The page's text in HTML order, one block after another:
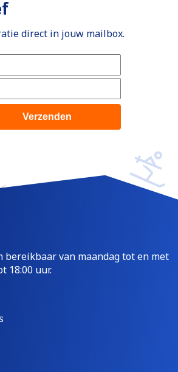
direct in jouw mailbox.
van maandag tot en met
18:00 uur.